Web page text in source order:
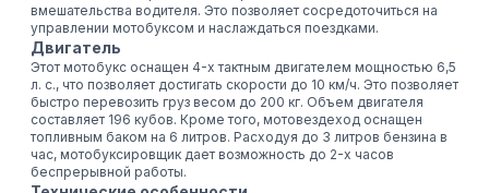
вмешательства водителя. Это позволяет сосредоточиться на
управлении мотобуксом и наслаждаться поездками.
Двигатель
Этот мотобукс оснащен 4-х тактным двигателем мощностью 6,5
л. с., что позволяет достигать скорости до 10 км/ч. Это позволяет
быстро перевозить груз весом до 200 кг. Объем двигателя
составляет 196 кубов. Кроме того, мотовездеход оснащен
топливным баком на 6 литров. Расходуя до 3 литров бензина в
час, мотобуксировщик дает возможность до 2-х часов
беспрерывной работы.